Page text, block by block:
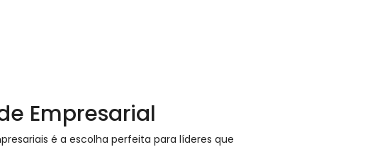
Empresarial
é a escolha perfeita para líderes que